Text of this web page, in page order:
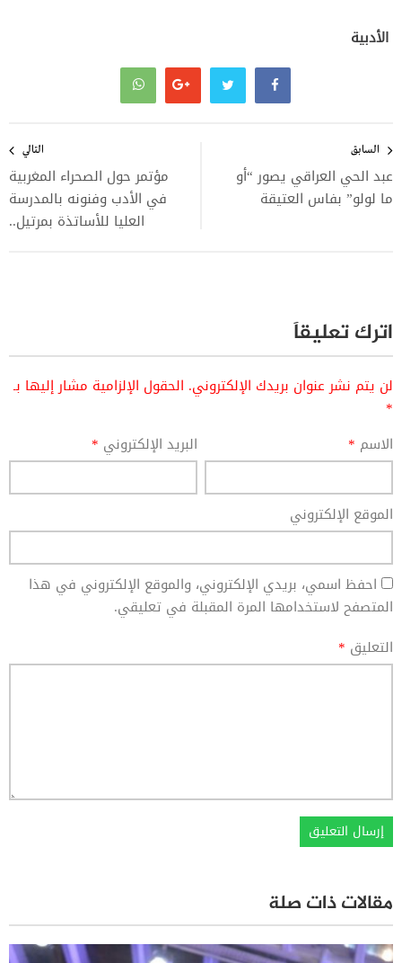
الأدبية
المقالات
السابق
عبد الحي العراقي يصور “أو
ما لولو” بفاس العتيقة
التالي
مؤتمر حول الصحراء المغربية
في الأدب وفنونه بالمدرسة
العليا للأساتذة بمرتيل..
اترك تعليقاً
لن يتم نشر عنوان بريدك الإلكتروني. الحقول الإلزامية مشار إليها بـ
*
الاسم * البريد الإلكتروني *
الموقع الإلكتروني
احفظ اسمي، بريدي الإلكتروني، والموقع الإلكتروني في هذا
المتصفح لاستخدامها المرة المقبلة في تعليقي.
التعليق *
مقالات ذات صلة